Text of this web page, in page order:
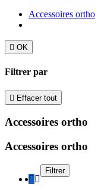
Accessoires ortho
 OK
Filtrer par
 Effacer tout
Accessoires ortho
Accessoires ortho
Filtrer